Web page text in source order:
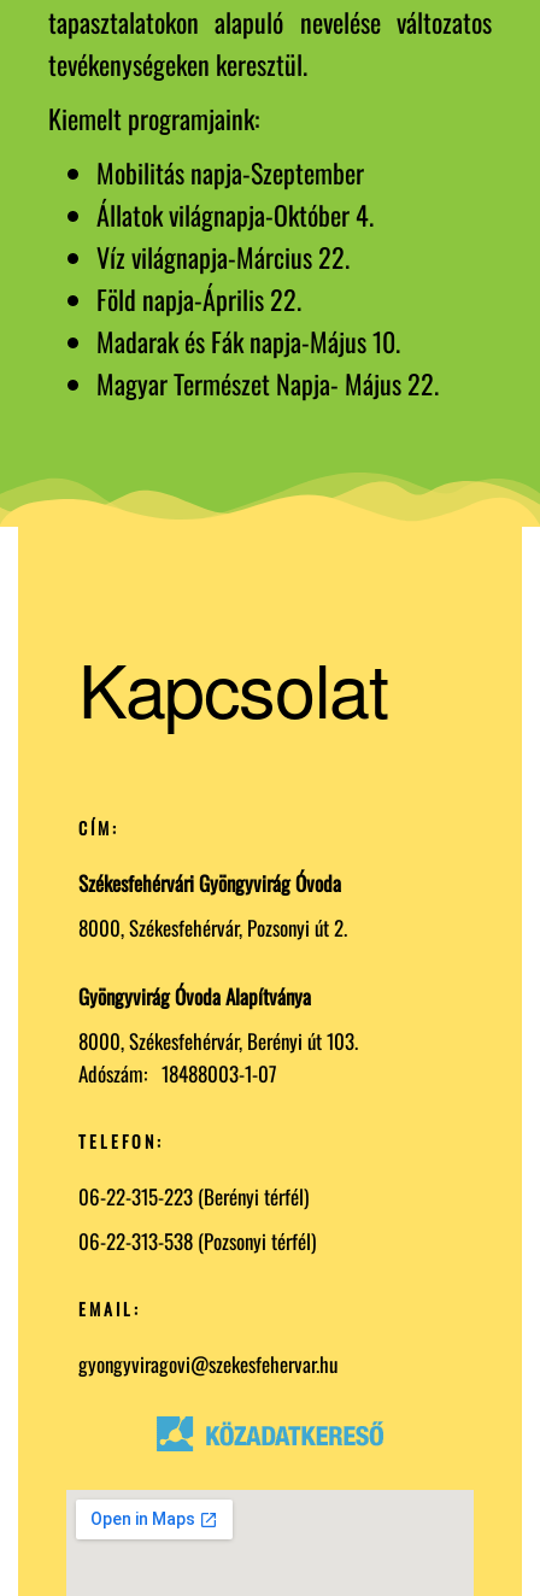
tapasztalatokon alapuló nevelése változatos
tevékenységeken keresztül.
Kiemelt programjaink:
Mobilitás napja-Szeptember
Állatok világnapja-Október 4.
Víz világnapja-Március 22.
Föld napja-Április 22.
Madarak és Fák napja-Május 10.
Magyar Természet Napja- Május 22.
Kapcsolat
CÍM:
Székesfehérvári Gyöngyvirág Óvoda
8000, Székesfehérvár, Pozsonyi út 2.
Gyöngyvirág Óvoda Alapítványa
8000, Székesfehérvár, Berényi út 103.
Adószám: 18488003-1-07
TELEFON:
06-22-315-223 (Berényi térfél)
06-22-313-538 (Pozsonyi térfél)
EMAIL:
gyongyviragovi@szekesfehervar.hu